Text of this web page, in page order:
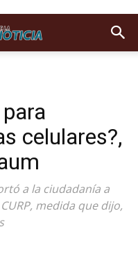
celulares?,
a la ciudadanía a
medida que dijo,